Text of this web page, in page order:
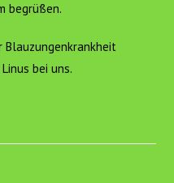
begrüßen.
Blauzungenkrankheit
bei uns.